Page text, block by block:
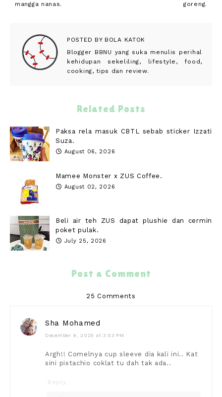
goreng.
mangga nanas.
POSTED BYBOLA KATOK
Blogger BBNU yang suka menulis perihal
kehidupan sekeliling, lifestyle, food,
cooking, tips dan review.
Related Posts
Paksa rela masuk CBTL sebab sticker Izzati
Suza.
August 06, 2026
Mamee Monster x ZUS Coffee.
August 02, 2026
Beli air teh ZUS dapat plushie dan cermin
poket pulak.
July 25, 2026
Post a Comment
25 Comments
Sha Mohamed
December 9, 2025 at 3:53 PM
Argh!! Comelnya cup sleeve dia kali ini.. Kat
sini pistachio coklat tu dah tak ada..
Reply